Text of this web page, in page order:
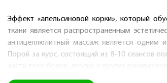
Эффект «апельсиновой корки», который
ткани является распространенным
антицеллюлитный массаж является одним
Порой за курс, состоящий из 8-10 сеансов